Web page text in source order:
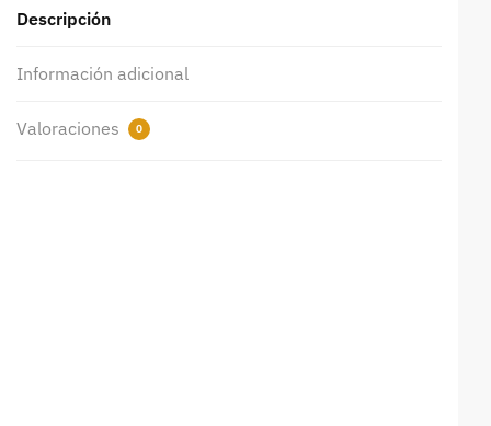
Descripción
Información adicional
Valoraciones 0